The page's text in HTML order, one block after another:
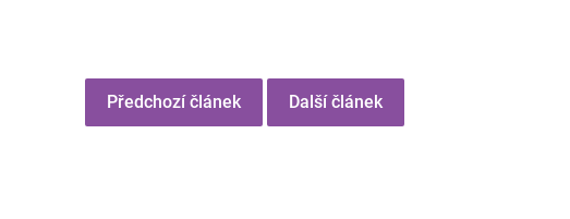
Předchozí článek Další článek